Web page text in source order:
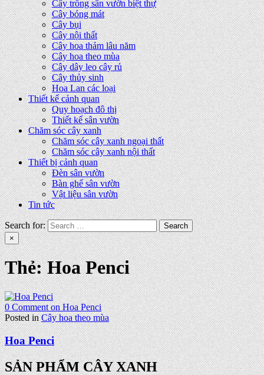
Cây trồng sân vườn biệt thự
Cây bóng mát
Cây bụi
Cây nội thất
Cây hoa thảm lâu năm
Cây hoa theo mùa
Cây dây leo cây rủ
Cây thủy sinh
Hoa Lan các loại
Thiết kế cảnh quan
Quy hoạch đô thị
Thiết kế sân vườn
Chăm sóc cây xanh
Chăm sóc cây xanh ngoại thất
Chăm sóc cây xanh nội thất
Thiết bị cảnh quan
Đèn sân vườn
Bàn ghế sân vườn
Vật liệu sân vườn
Tin tức
Search for:
×
Thẻ:Hoa Penci
0 Commenton Hoa Penci
Posted inCây hoa theo mùa
Hoa Penci
SẢN PHẨM CÂY XANH